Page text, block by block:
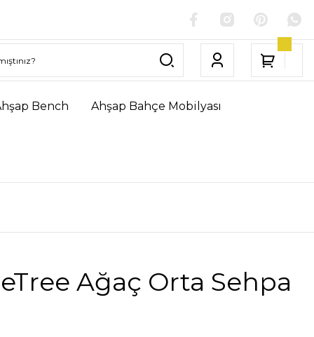
Bench Ahşap Bahçe Mobilyası
Ağaç Orta Sehpa